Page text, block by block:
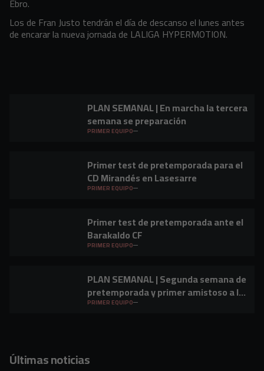
Ebro.
Los de Fran Justo tendrán el día de descanso el lunes antes
de encarar la nueva jornada de LALIGA HYPERMOTION.
PLAN SEMANAL | En marcha la tercera
semana se preparación
PRIMER EQUIPO
Primer test de pretemporada para el
CD Mirandés en Lasesarre
PRIMER EQUIPO
Primer test de pretemporada ante el
Barakaldo CF
PRIMER EQUIPO
PLAN SEMANAL | Segunda semana de
pretemporada y primer amistoso a la
vista
PRIMER EQUIPO
Últimas noticias